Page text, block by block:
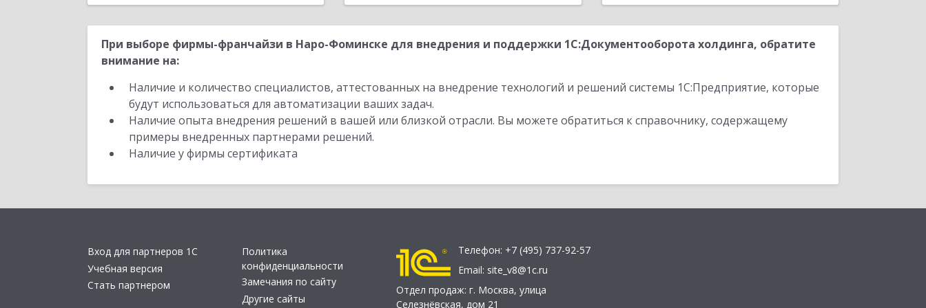
При выборе фирмы-франчайзи в Наро-Фоминске для внедрения и поддержки 1С:Документооборота холдинга, обратите
внимание на:
Наличие и количество специалистов, аттестованных на внедрение технологий и решений системы 1С:Предприятие, которые
будут использоваться для автоматизации ваших задач.
Наличие опыта внедрения решений в вашей или близкой отрасли. Вы можете обратиться к справочнику, содержащему
примеры внедренных партнерами решений.
Наличие у фирмы сертификата
Вход для партнеров 1С
Учебная версия
Стать партнером
Политика
конфиденциальности
Замечания по сайту
Другие сайты
Телефон: +7 (495) 737-92-57
Email: site_v8@1c.ru
Отдел продаж: г. Москва, улица
Селезнёвская, дом 21